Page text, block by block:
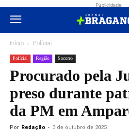
Publicidade
Início Polícial
Polícial Região Socorro
Procurado pela
preso durante
da PM em
Por Redação - 3 de outubro de 2025